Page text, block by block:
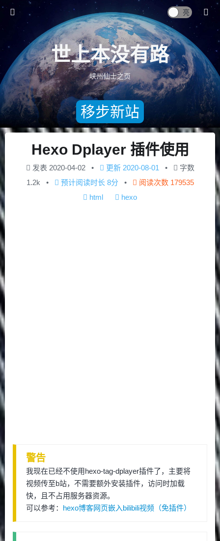
世上本没有路
峡州仙士之页
移步新站
Hexo Dplayer 插件使用
发表 2020-04-02 更新 2020-08-01
字数
1.2k
预计阅读时长 8分 阅读次数 179535
html
hexo
警告
我现在已经不使用hexo-tag-dplayer插件了，主要将
视频传至b站，不需要额外安装插件，访问时加载
快，且不占用服务器资源。
可以参考： hexo博客网页嵌入bilibili视频（免插件）